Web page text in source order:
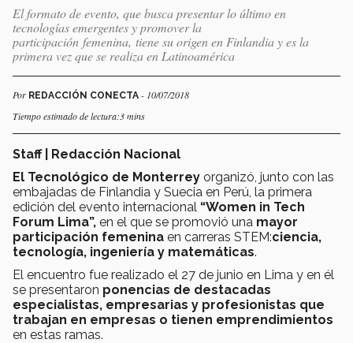
El formato de evento, que busca presentar lo último en
tecnologías emergentes y promover la
participación femenina, tiene su origen en Finlandia y es la
primera vez que se realiza en Latinoamérica
Por REDACCIÓN CONECTA - 10/07/2018
Tiempo estimado de lectura:3 mins
Staff | Redacción Nacional
El Tecnológico de Monterrey organizó, junto con las
embajadas de Finlandia y Suecia en Perú, la primera
edición del evento internacional “Women in Tech
Forum Lima”, en el que se promovió una mayor
participación femenina en carreras STEM:ciencia,
tecnología, ingeniería y matemáticas.
El encuentro fue realizado el 27 de junio en Lima y en él
se presentaron ponencias de destacadas
especialistas, empresarias y profesionistas que
trabajan en empresas o tienen emprendimientos
en estas ramas.